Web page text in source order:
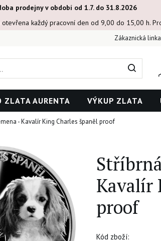
prodejny v období od 1.7. do 31.8.2026
každý pracovní den od 9,00 do 15,00 h.
Zákaznická linka
ZLATA AURENTA VÝKUP ZLATA
- Kavalír King Charles španěl proof
Kavalír
proof
Kód zboží: